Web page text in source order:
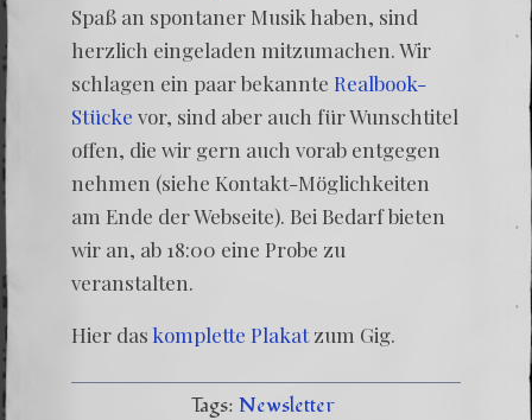
Spaß an spontaner Musik haben, sind
herzlich eingeladen mitzumachen. Wir
schlagen ein paar bekannte Realbook-
Stücke vor, sind aber auch für Wunschtitel
offen, die wir gern auch vorab entgegen
nehmen (siehe Kontakt-Möglichkeiten
am Ende der Webseite). Bei Bedarf bieten
wir an, ab 18:00 eine Probe zu
veranstalten.
Hier das komplette Plakatzum Gig.
Tags: Newsletter